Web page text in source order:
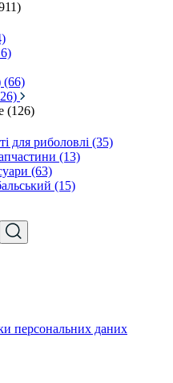
(66)
(126)
для риболовлі (35)
(13)
(63)
(15)
персональних даних